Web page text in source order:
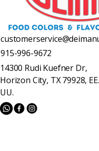
915-996-9672
14300 Rudi Kuefner Dr,
Horizon City, TX 79928, EE.
UU.